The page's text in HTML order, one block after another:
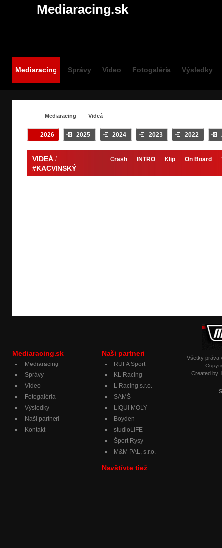
Mediaracing.sk
Mediaracing Správy Video Fotogaléria Výsledky
Mediaracing Videá
2026 2025 2024 2023 2022
Crash INTRO Klip On Board
VIDEÁ /
#KACVINSKÝ
Mediaracing.sk
Mediaracing
Správy
Video
Fotogaléria
Výsledky
Naši partneri
Kontakt
Všetky práva
Created by
Naši partneri
RUFA Sport
KL Racing
L Racing s.r.o.
SAMŠ
LIQUI MOLY
Boyden
studioLIFE
Šport Rysy
M&M PAL, s.r.o.
Navštívte tiež